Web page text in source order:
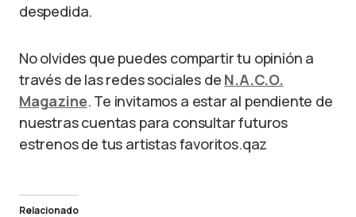
despedida.
No olvides que puedes compartir tu opinión a
través de las redes sociales de N.A.C.O.
Magazine. Te invitamos a estar al pendiente de
nuestras cuentas para consultar futuros
estrenos de tus artistas favoritos.qaz
Relacionado